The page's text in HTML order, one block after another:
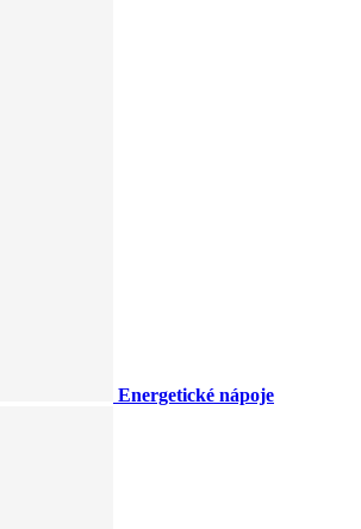
Energetické nápoje